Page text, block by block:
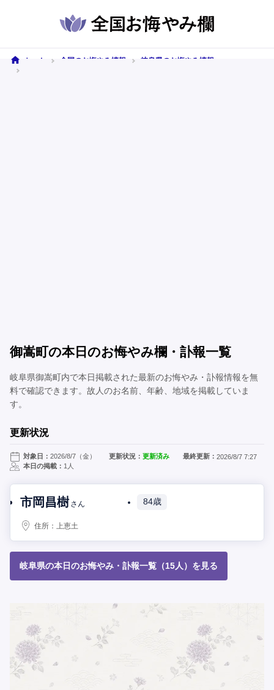
ホーム 全国のお悔やみ情報
岐阜県のお悔やみ情報
御嵩町の本日のお悔やみ欄・訃報一覧
岐阜県御嵩町内で本日掲載された最新のお悔やみ・訃報情報を無
料で確認できます。故人のお名前、年齢、地域を掲載していま
す。
更新状況
対象日： 2026/8/7（金） 更新状況：更新済み 最終更新： 2026/8/7 7:27
本日の掲載： 1人
市岡昌樹 さん 84歳
住所： 上恵土
岐阜県の本日のお悔やみ・訃報一覧（15人）を見る